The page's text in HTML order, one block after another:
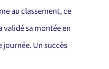
au classement, ce
validé sa montée en
journée. Un succès